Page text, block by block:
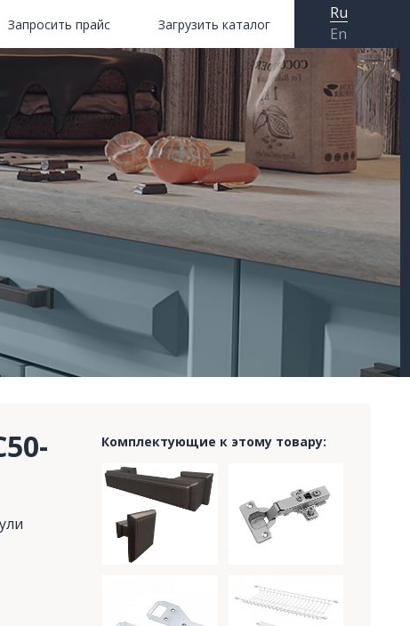
Запросить прайс Загрузить каталог
Ru
En
Комплектующие к этому товару: